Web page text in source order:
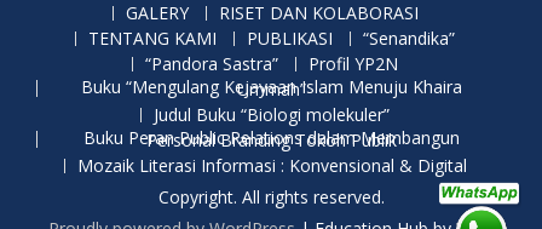
GALERY
RISET DAN KOLABORASI
TENTANG KAMI
PUBLIKASI
“Senandika”
“Pandora Sastra”
Profil YP2N
Buku “Mengulang Kejayaan Islam Menuju Khaira Ummah”
Judul Buku “Biologi molekuler”
Buku Peran Public Relations dalam Membangun Personal Branding Tokoh Publik
Mozaik Literasi Informasi : Konvensional & Digital
Copyright. All rights reserved.